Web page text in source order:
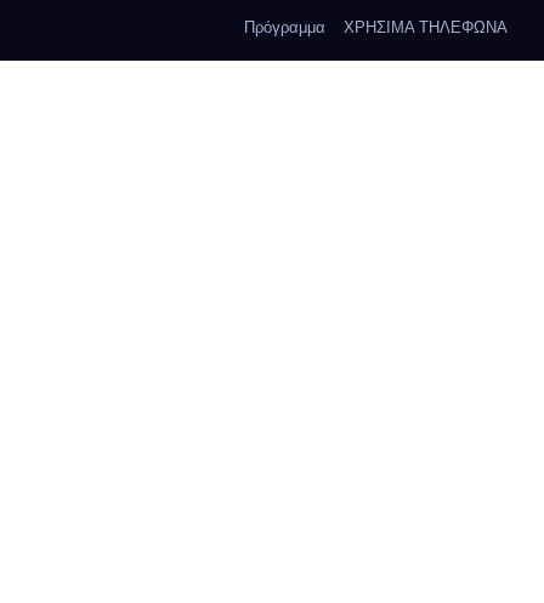
Πρόγραμμα ΧΡΗΣΙΜΑ ΤΗΛΕΦΩΝΑ